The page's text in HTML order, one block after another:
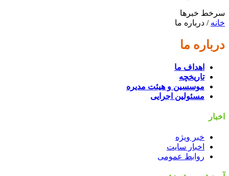
سرخط خبرها
خانه / درباره ما
درباره ما
اهداف ما
تاریخچه
موسسین و هیئت مدیره
مسئولین اجرایی
اخبار
خبر ویژه
اخبار سایت
روابط عمومی